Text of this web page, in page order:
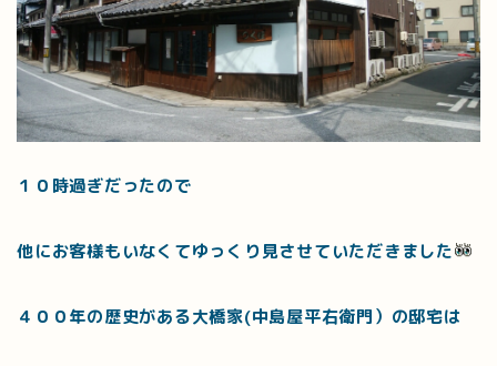
１０時過ぎだったので
他にお客様もいなくてゆっくり見させていただきました
４００年の歴史がある大橋家(中島屋平右衛門）の邸宅は